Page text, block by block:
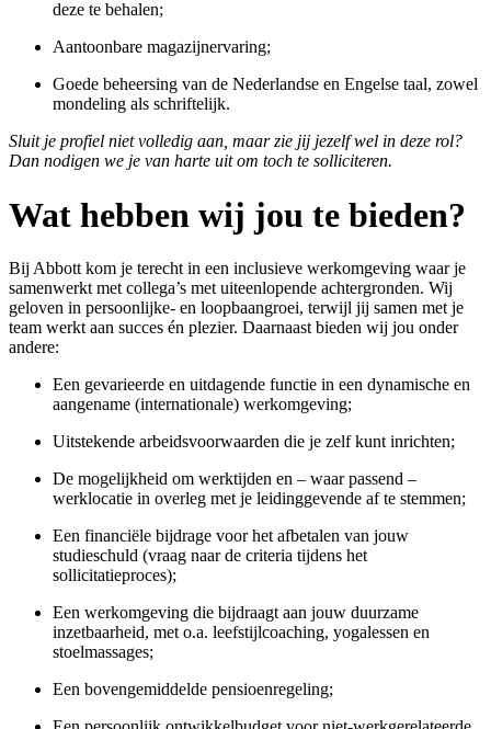
deze te behalen;
Aantoonbare magazijnervaring;
Goede beheersing van de Nederlandse en Engelse taal, zowel
mondeling als schriftelijk.
Sluit je profiel niet volledig aan, maar zie jij jezelf wel in deze rol?
Dan nodigen we je van harte uit om toch te solliciteren.
Wat hebben wij jou te bieden?
Bij Abbott kom je terecht in een inclusieve werkomgeving waar je
samenwerkt met collega’s met uiteenlopende achtergronden. Wij
geloven in persoonlijke‑ en loopbaangroei, terwijl jij samen met je
team werkt aan succes én plezier. Daarnaast bieden wij jou onder
andere:
Een gevarieerde en uitdagende functie in een dynamische en
aangename (internationale) werkomgeving;
Uitstekende arbeidsvoorwaarden die je zelf kunt inrichten;
De mogelijkheid om werktijden en – waar passend –
werklocatie in overleg met je leidinggevende af te stemmen;
Een financiële bijdrage voor het afbetalen van jouw
studieschuld (vraag naar de criteria tijdens het
sollicitatieproces);
Een werkomgeving die bijdraagt aan jouw duurzame
inzetbaarheid, met o.a. leefstijlcoaching, yoga­lessen en
stoelmassages;
Een bovengemiddelde pensioenregeling;